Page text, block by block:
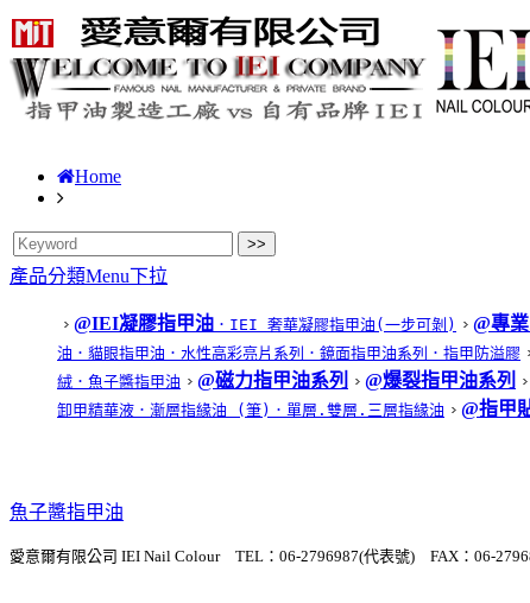
Home
產品分類Menu下拉
@IEI凝膠指甲油 ．IEI 奢華凝膠指甲油(一步可剝) @專
油 ．貓眼指甲油 ．水性高彩亮片系列 ．鏡面指甲油系列 ．指甲防溢膠
絨 ．魚子醬指甲油 @磁力指甲油系列 @爆裂指甲油系列
卸甲精華液 ．漸層指緣油 (筆) ．單層.雙層.三層指緣油 @指甲
魚子醬指甲油
愛意爾有限公司 IEI Nail Colour TEL：06-2796987(代表號) FAX：06-